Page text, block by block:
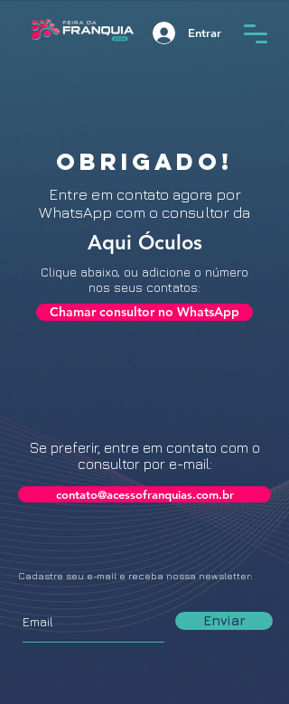
Entrar
OBRIGADO!
Entre em contato agora por
WhatsApp com o consultor da
Aqui Óculos
Clique abaixo, ou adicione o número
nos seus contatos:
Chamar consultor no WhatsApp
Se preferir, entre em contato com o
consultor por e-mail:
contato@acessofranquias.com.br
Cadastre seu e-mail e receba nossa newsletter:
Enviar